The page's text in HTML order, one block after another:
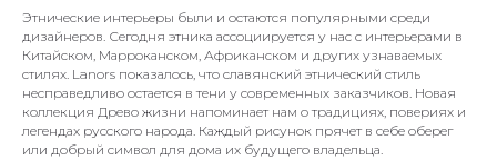
Этнические интерьеры были и остаются популярными среди
дизайнеров. Сегодня этника ассоциируется у нас с интерьерами в
Китайском, Марроканском, Африканском и других узнаваемых
стилях. Lanors показалось, что славянский этнический стиль
несправедливо остается в тени у современных заказчиков. Новая
коллекция Древо жизни напоминает нам о традициях, повериях и
легендах русского народа. Каждый рисунок прячет в себе оберег
или добрый символ для дома их будущего владельца.